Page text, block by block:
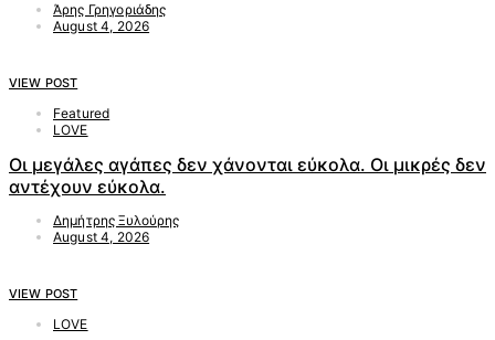
Άρης Γρηγοριάδης
August 4, 2026
VIEW POST
Featured
LOVE
Οι μεγάλες αγάπες δεν χάνονται εύκολα. Οι μικρές δεν
αντέχουν εύκολα.
Δημήτρης Ξυλούρης
August 4, 2026
VIEW POST
LOVE